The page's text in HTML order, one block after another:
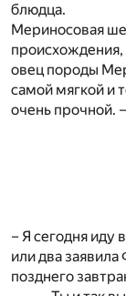
блюдца.
Мериносовая
овец породы
самой мягкой и
очень прочной. –
– Я сегодня иду
или два заявила
позднего